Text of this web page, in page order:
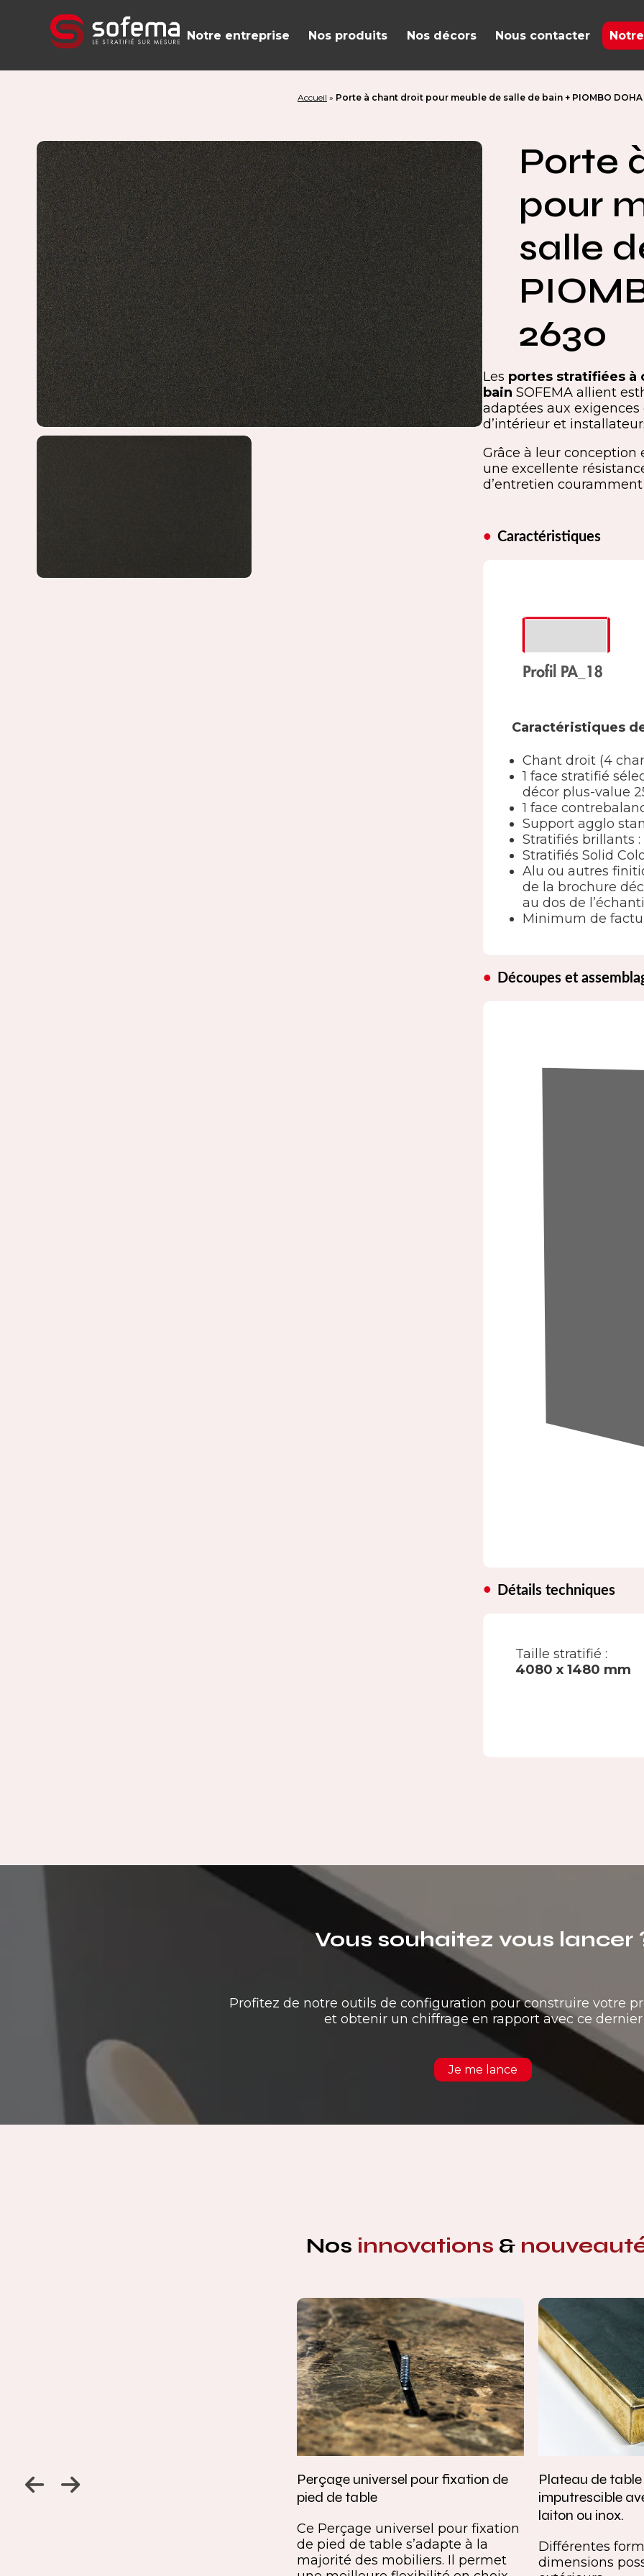
Notre entreprise Nos produits Nos décors Nous contacter
Accueil » Porte à chant droit pour meuble de salle de bain + PIOMBO
Porte
pour
salle
2630
Les portes stratifiées à
bain SOFEMA allient
adaptées aux
d’intérieur et
Grâce à leur
une excellente
d’entretien
Caractéristiques
Caractéristiques
Chant droit (4
1 face stratifié
décor plus-value
1 face
Support agglo
Stratifiés brillants :
Stratifiés Solid
Alu ou autres
de la brochure
au dos de
Minimum de
Découpes et
Détails techniques
Taille stratifié :
4080 x 1480 mm
Vous souhaitez vous lancer
Profitez de notre outils de configuration pour construire votre
et obtenir un chiffrage en rapport avec ce dernier
Je me lance
Nos innovations &
Jambage à 45
Perçage universel pour fixation de
pied de table
Ce Perçage universel pour fixation
de pied de table s’adapte à la
majorité des mobiliers. Il permet
Plateau de
imputrescible
laiton ou inox.
Différentes
dimensions